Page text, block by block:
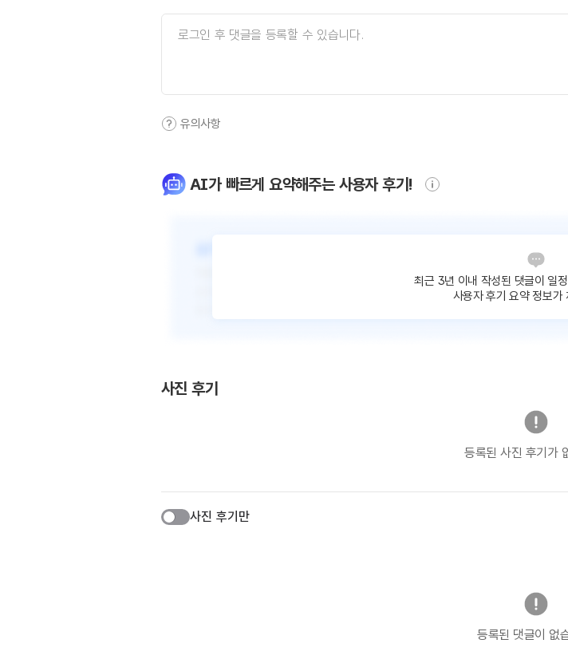
유의사항
AI가 빠르게 요약해주는 사용자 후기!
최근 3년 이내 작성된 댓글이 일
사용자 후기 요약 정보가
사진 후기
등록된 사진 후기가
사진 후기만
등록된 댓글이 없